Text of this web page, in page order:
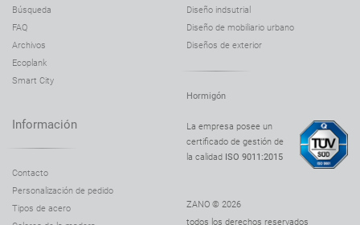
Búsqueda
FAQ
Archivos
Ecoplank
Smart City
Diseño indsutrial
Diseño de mobiliario urbano
Diseños de exterior
Hormigón
Información
Contacto
Personalización de pedido
Tipos de acero
La empresa posee un
certificado de gestión de
la calidad ISO 9011:2015
ZANO © 2026
todos los derechos reservados